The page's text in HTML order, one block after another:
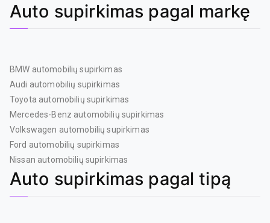
Auto supirkimas pagal markę
BMW automobilių supirkimas
Audi automobilių supirkimas
Toyota automobilių supirkimas
Mercedes-Benz automobilių supirkimas
Volkswagen automobilių supirkimas
Ford automobilių supirkimas
Nissan automobilių supirkimas
Auto supirkimas pagal tipą